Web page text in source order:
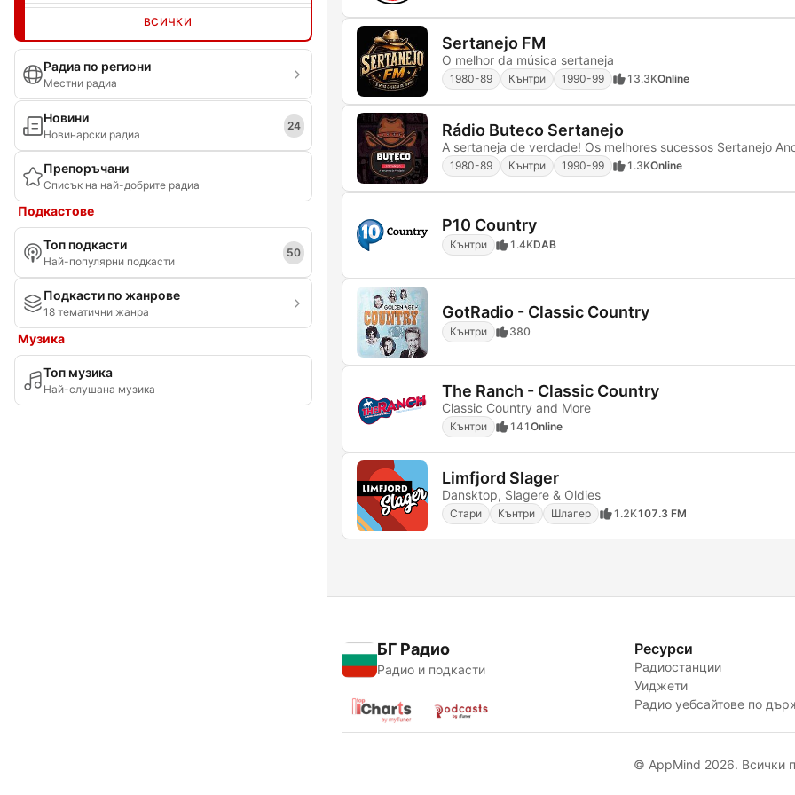
ВСИЧКИ
Радиа по региони
Местни радиа
Новини
Новинарски радиа
24
Препоръчани
Списък на най-добрите радиа
Подкастове
Топ подкасти
Най-популярни подкасти
50
Подкасти по жанрове
18 тематични жанра
Музика
Топ музика
Най-слушана музика
Sertanejo FM
O melhor da música sertaneja
1980-89 Кънтри 1990-99 13.3KOnline
Rádio Buteco Sertanejo
1980-89 Кънтри 1990-99 1.3KOnline
P10 Country
Кънтри 1.4KDAB
GotRadio - Classic Country
Кънтри 380
The Ranch - Classic Country
Classic Country and More
Кънтри 141Online
Limfjord Slager
Dansktop, Slagere & Oldies
Стари Кънтри Шлагер 1.2K107.3 FM
БГ Радио
Радио и подкасти
Ресурси
Радиостанции
Уиджети
Радио уебсайтове по
© AppMind 2026. Всички